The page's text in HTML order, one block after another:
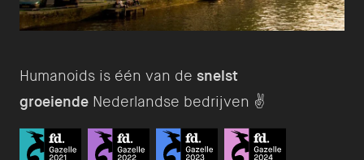
Humanoids is één van de snelst
groeiende Nederlandse bedrijven ✌️